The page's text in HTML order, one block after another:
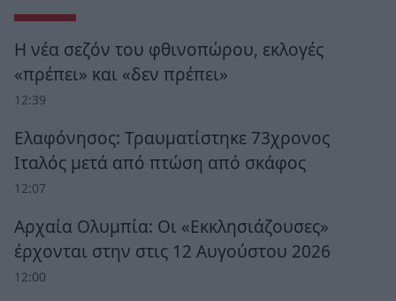
Η νέα σεζόν του φθινοπώρου, εκλογές
«πρέπει» και «δεν πρέπει»
12:39
Ελαφόνησος: Τραυματίστηκε 73χρονος
Ιταλός μετά από πτώση από σκάφος
12:07
Αρχαία Ολυμπία: Οι «Εκκλησιάζουσες»
έρχονται στην στις 12 Αυγούστου 2026
12:00